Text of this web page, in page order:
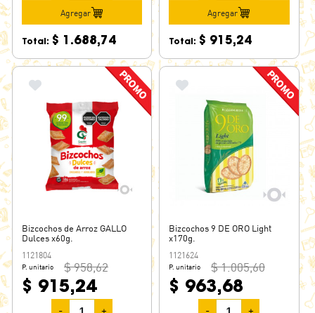
Agregar
Total: $ 1.688,74
Agregar
Total: $ 915,24
Bizcochos de Arroz GALLO
Dulces x60g.
1121804
P. unitario $ 958,62
$ 915,24
Bizcochos 9 DE ORO Light
x170g.
1121624
P. unitario $ 1.005,60
$ 963,68